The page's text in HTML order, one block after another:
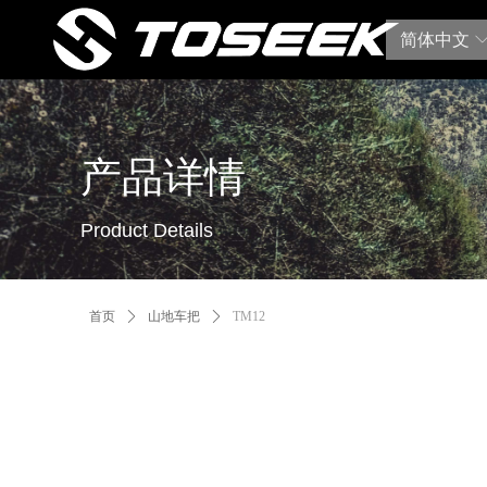
简体中文
产品详情
Product Details
首页 ꄲ 山地车把 ꄲ TM12